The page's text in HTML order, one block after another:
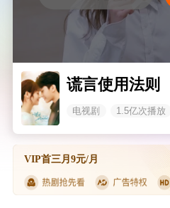
谎言使用法则
电视剧 1.5亿次播放
VIP首三月9元/月